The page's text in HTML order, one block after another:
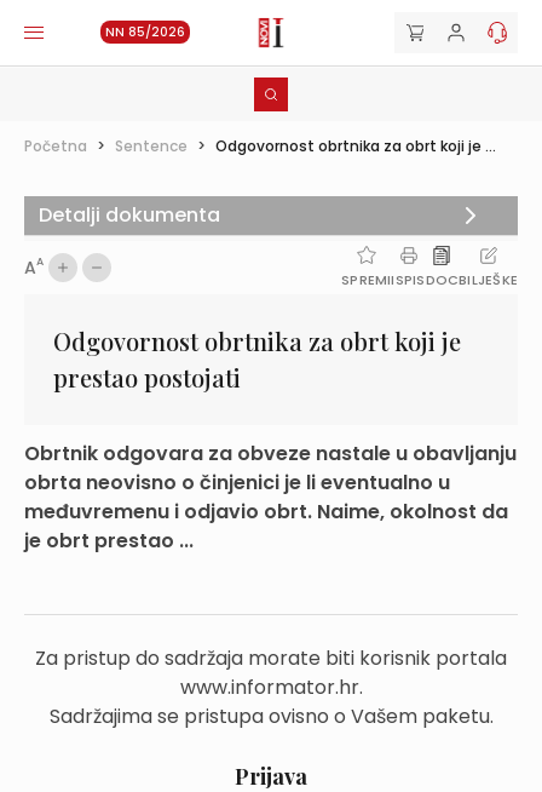
NN 85/2026
Početna > Sentence > Odgovornost obrtnika za obrt koji je ...
AA
SPREMIISPISDOCBILJEŠKE
Odgovornost obrtnika za obrt koji je
prestao postojati
Obrtnik odgovara za obveze nastale u obavljanju
obrta neovisno o činjenici je li eventualno u
međuvremenu i odjavio obrt. Naime, okolnost da
je obrt prestao ...
Za pristup do sadržaja morate biti korisnik portala
www.informator.hr.
Sadržajima se pristupa ovisno o Vašem paketu.
Prijava
Detalji dokumenta